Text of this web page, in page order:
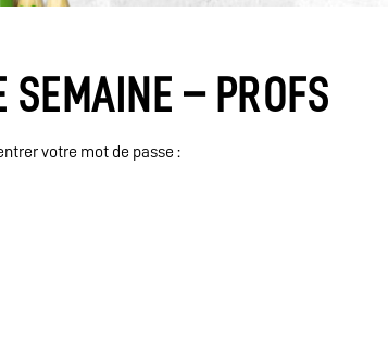
SEMAINE – PROFS
votre mot de passe :